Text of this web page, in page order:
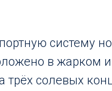
систему
в жарком
солевых